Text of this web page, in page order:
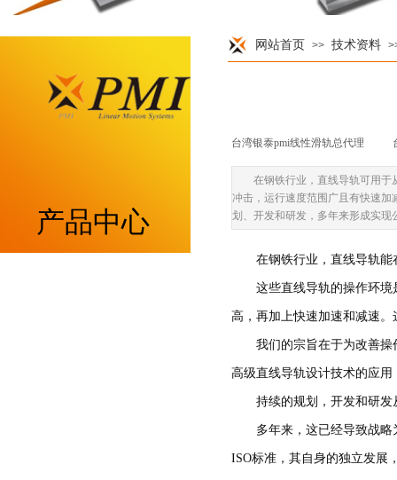
网站首页 >> 技术资料
台湾银泰pmi线性滑轨总代理
在钢铁行业，直线导轨可用于
冲击，运行速度范围广且有快速
划、开发和研发，多年来形成实
在钢铁行业，直线导轨
这些直线导轨的操作环
高，再加上快速加速和减速
我们的宗旨在于为改善操作
高级直线导轨设计技术的应用
持续的规划，开发和研发
多年来，这已经导致战略为
ISO标准，其自身的独立发展
产品中心